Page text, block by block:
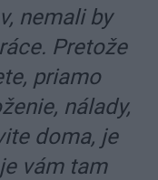
nemali by
Pretože
priamo
nálady,
doma, je
vám tam